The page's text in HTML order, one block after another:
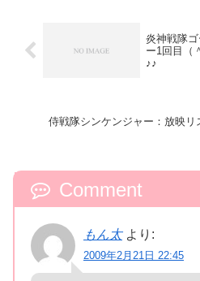
炎神戦隊
ー1回目（
♪♪
侍戦隊シンケンジャー：放映リ
Comment
もん太 より:
2009年2月21日 22:45